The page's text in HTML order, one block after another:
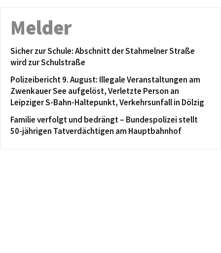
Melder
Sicher zur Schule: Abschnitt der Stahmelner Straße
wird zur Schulstraße
Polizeibericht 9. August: Illegale Veranstaltungen am
Zwenkauer See aufgelöst, Verletzte Person an
Leipziger S-Bahn-Haltepunkt, Verkehrsunfall in Dölzig
Familie verfolgt und bedrängt – Bundespolizei stellt
50-jährigen Tatverdächtigen am Hauptbahnhof